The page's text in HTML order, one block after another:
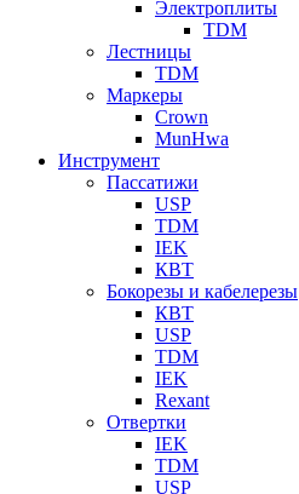
Электроплиты
TDM
Лестницы
TDM
Маркеры
Crown
MunHwa
Инструмент
Пассатижи
USP
TDM
IEK
КВТ
Бокорезы и кабелерезы
КВТ
USP
TDM
IEK
Rexant
Отвертки
IEK
TDM
USP